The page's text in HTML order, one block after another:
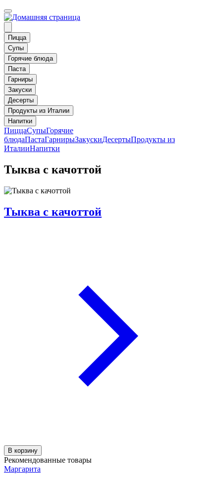
Пицца
Супы
Горячие блюда
Паста
Гарниры
Закуски
Десерты
Продукты из Италии
Напитки
ПиццаСупыГорячие
блюдаПастаГарнирыЗакускиДесертыПродукты из
ИталииНапитки
Тыква с качоттой
Тыква с качоттой
В корзину
Рекомендованные товары
Маргарита